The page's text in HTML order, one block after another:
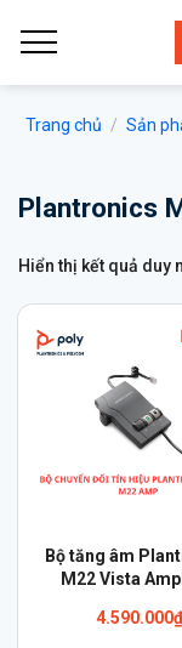
qua
Trang chủ / Sản
Plantronics
Hiển thị kết quả duy
Bộ tăng âm
M22 Vista
4.590.000₫